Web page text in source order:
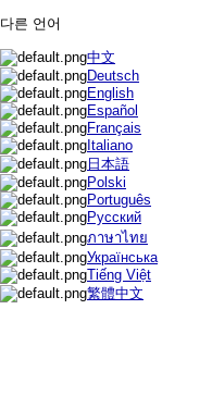
다른 언어
中文
Deutsch
English
Español
Français
Italiano
日本語
Polski
Português
Русский
ภาษาไทย
Українська
Tiếng Việt
繁體中文